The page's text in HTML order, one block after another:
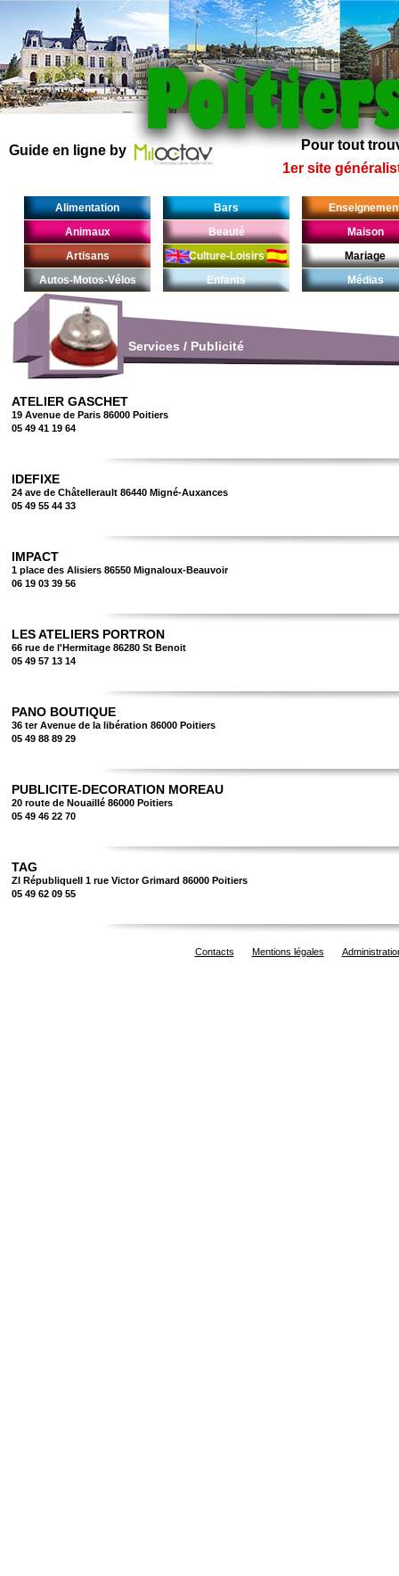
Pour tout
1er site
Guide en ligne by
Alimentation
Animaux
Artisans
Autos-Motos-Vélos
Bars
Beauté
Culture-Loisirs
Enfants
Maison
Mariage
Médias
Services / Publicité
ATELIER GASCHET
19 Avenue de Paris 86000 Poitiers
05 49 41 19 64
IDEFIXE
24 ave de Châtellerault 86440 Migné-Auxances
05 49 55 44 33
IMPACT
1 place des Alisiers 86550 Mignaloux-Beauvoir
06 19 03 39 56
LES ATELIERS PORTRON
66 rue de l'Hermitage 86280 St Benoit
05 49 57 13 14
PANO BOUTIQUE
36 ter Avenue de la libération 86000 Poitiers
05 49 88 89 29
PUBLICITE-DECORATION MOREAU
20 route de Nouaillé 86000 Poitiers
05 49 46 22 70
TAG
ZI RépubliqueII 1 rue Victor Grimard 86000 Poitiers
05 49 62 09 55
Contacts Mentions légales